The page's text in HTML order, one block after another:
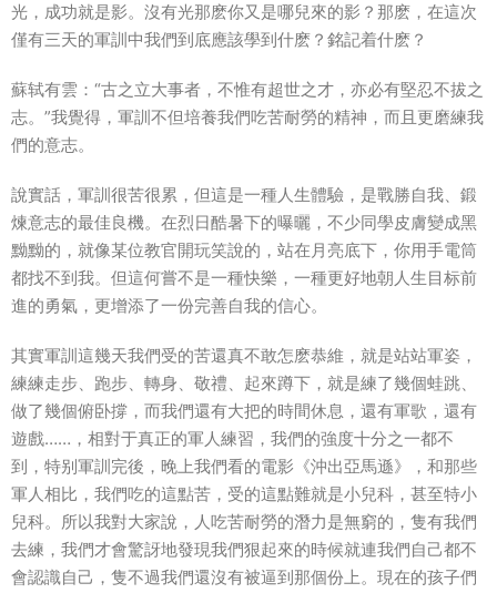
光，成功就是影。沒有光那麽你又是哪兒來的影？那麽，在這次
僅有三天的軍訓中我們到底應該學到什麽？銘記着什麽？
蘇轼有雲：“古之立大事者，不惟有超世之才，亦必有堅忍不拔之
志。”我覺得，軍訓不但培養我們吃苦耐勞的精神，而且更磨練我
們的意志。
說實話，軍訓很苦很累，但這是一種人生體驗，是戰勝自我、鍛
煉意志的最佳良機。在烈日酷暑下的曝曬，不少同學皮膚變成黑
黝黝的，就像某位教官開玩笑說的，站在月亮底下，你用手電筒
都找不到我。但這何嘗不是一種快樂，一種更好地朝人生目标前
進的勇氣，更增添了一份完善自我的信心。
其實軍訓這幾天我們受的苦還真不敢怎麽恭維，就是站站軍姿，
練練走步、跑步、轉身、敬禮、起來蹲下，就是練了幾個蛙跳、
做了幾個俯卧撐，而我們還有大把的時間休息，還有軍歌，還有
遊戲……，相對于真正的軍人練習，我們的強度十分之一都不
到，特别軍訓完後，晚上我們看的電影《沖出亞馬遜》，和那些
軍人相比，我們吃的這點苦，受的這點難就是小兒科，甚至特小
兒科。所以我對大家說，人吃苦耐勞的潛力是無窮的，隻有我們
去練，我們才會驚訝地發現我們狠起來的時候就連我們自己都不
會認識自己，隻不過我們還沒有被逼到那個份上。現在的孩子們